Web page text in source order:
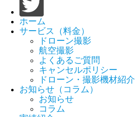
ホーム
サービス（料金）
ドローン撮影
航空撮影
よくあるご質問
キャンセルポリシー
ドローン・撮影機材紹介
お知らせ（コラム）
お知らせ
コラム